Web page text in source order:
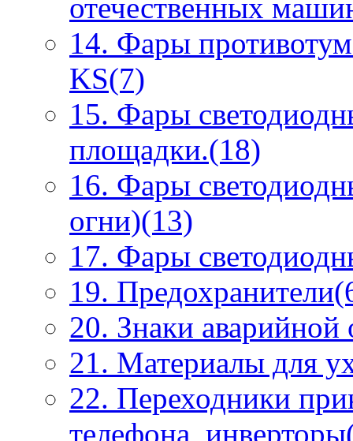
отечественных
14. Фары
KS(7)
15. Фары
площадки.(18)
16. Фары
огни)(13)
17. Фары
19.
20. Знаки
21. Материалы для
22. Переходники
телефона,